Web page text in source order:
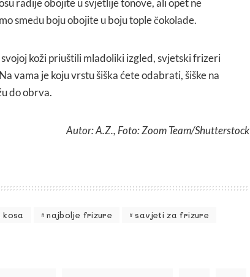
smeđu boju obojite u boju tople čokolade.
koži priuštili mladoliki izgled, svjetski frizeri
vama je koju vrstu šiška ćete odabrati, šiške na
do obrva.
Autor: A.Z., Foto: Zoom Team/Shutterstock
kosa najbolje frizure
savjeti za frizure